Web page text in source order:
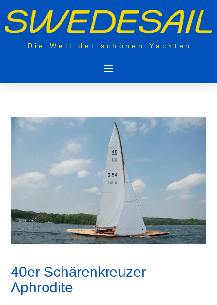
Die Welt der schönen Yachten
40er Schärenkreuzer
Aphrodite